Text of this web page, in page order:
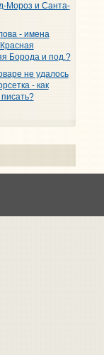
Мороз и Санта-
- имена
Борода и под.?
не удалось
- как